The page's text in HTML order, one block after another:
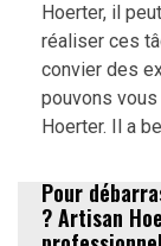
Hoerter, il
réaliser ces
convier des
pouvons
Hoerter. Il a
Pour
? Artisan